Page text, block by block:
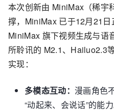
本次创新由 MiniMax（稀宇
撑， MiniMax 已于12月21
MiniMax 旗下视频生成与语
所聆讯的 M2.1、Hailuo2.3
实现：
多模态互动： 漫画角色
“动起来、会说话”的能力